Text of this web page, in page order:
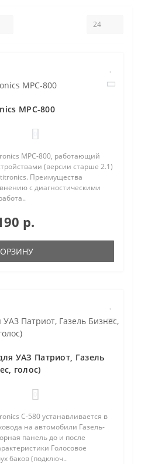
MPC-800
MPC-800, работающий
(версии старше 2.1)
Преимущества
с диагностическими
р.
УАЗ Патриот, Газель
голос)
C-580 устанавливается в
на автомобили Газель-
панель до и после
Голосовое
баков (подключ..